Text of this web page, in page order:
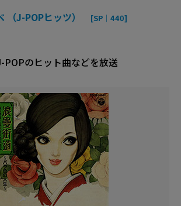
（J-POPヒッツ） [SP｜440]
POPのヒット曲などを放送